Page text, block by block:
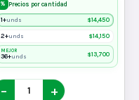
% Precios por cantidad
1+unds $14,450
2+unds $14,150
MEJOR
36+unds $13,700
− +